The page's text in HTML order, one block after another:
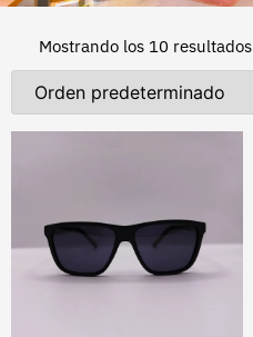
Mostrando los 10 resultados